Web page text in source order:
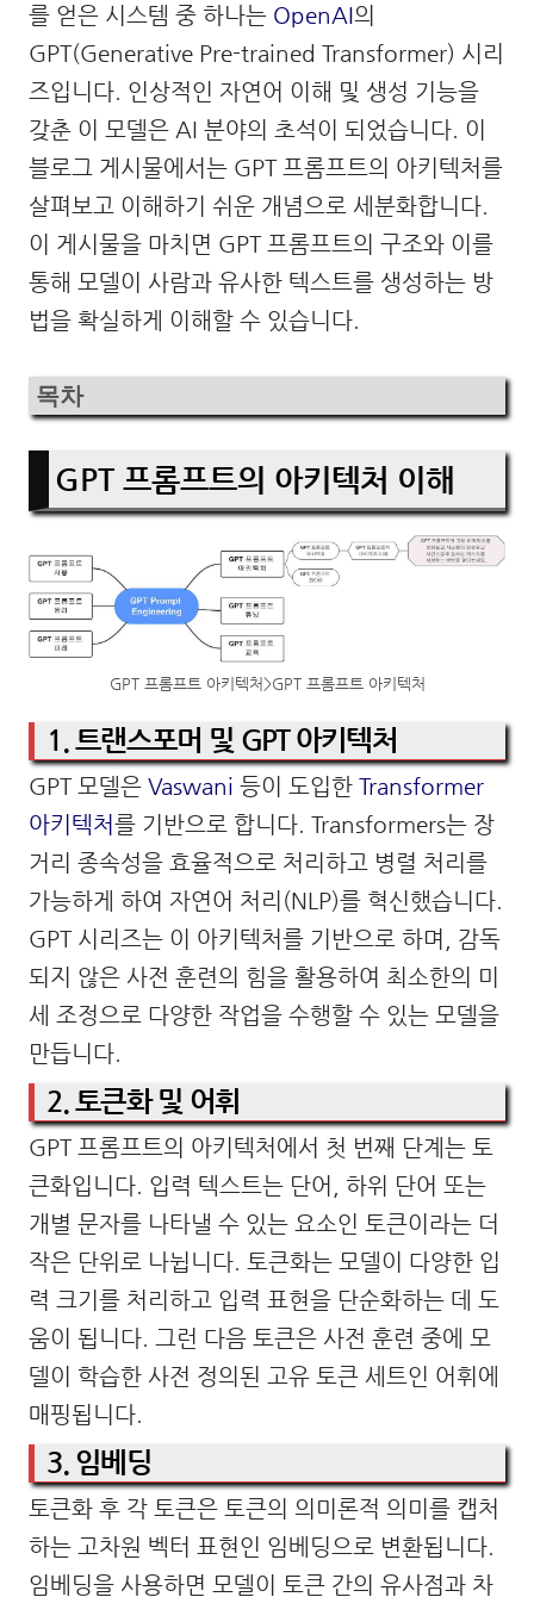
를 얻은 시스템 중 하나는 OpenAI의
GPT(Generative Pre-trained Transformer) 시리
즈입니다. 인상적인 자연어 이해 및 생성 기능을
갖춘 이 모델은 AI 분야의 초석이 되었습니다. 이
블로그 게시물에서는 GPT 프롬프트의 아키텍처를
살펴보고 이해하기 쉬운 개념으로 세분화합니다.
이 게시물을 마치면 GPT 프롬프트의 구조와 이를
통해 모델이 사람과 유사한 텍스트를 생성하는 방
법을 확실하게 이해할 수 있습니다.
목차
GPT 프롬프트의 아키텍처 이해
GPT 프롬프트 아키텍처>GPT 프롬프트 아키텍처
1. 트랜스포머 및 GPT 아키텍처
GPT 모델은 Vaswani 등이 도입한 Transformer
아키텍처를 기반으로 합니다. Transformers는 장
거리 종속성을 효율적으로 처리하고 병렬 처리를
가능하게 하여 자연어 처리(NLP)를 혁신했습니다.
GPT 시리즈는 이 아키텍처를 기반으로 하며, 감독
되지 않은 사전 훈련의 힘을 활용하여 최소한의 미
세 조정으로 다양한 작업을 수행할 수 있는 모델을
만듭니다.
2. 토큰화 및 어휘
GPT 프롬프트의 아키텍처에서 첫 번째 단계는 토
큰화입니다. 입력 텍스트는 단어, 하위 단어 또는
개별 문자를 나타낼 수 있는 요소인 토큰이라는 더
작은 단위로 나뉩니다. 토큰화는 모델이 다양한 입
력 크기를 처리하고 입력 표현을 단순화하는 데 도
움이 됩니다. 그런 다음 토큰은 사전 훈련 중에 모
델이 학습한 사전 정의된 고유 토큰 세트인 어휘에
매핑됩니다.
3. 임베딩
토큰화 후 각 토큰은 토큰의 의미론적 의미를 캡처
하는 고차원 벡터 표현인 임베딩으로 변환됩니다.
임베딩을 사용하면 모델이 토큰 간의 유사점과 차